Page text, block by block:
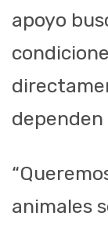
apoyo
animales